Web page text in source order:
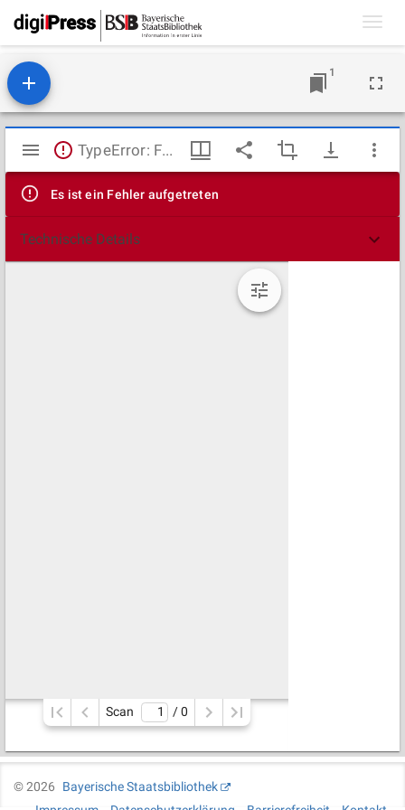
1
Mirador
Viewer
TypeError: Failed to fetch
Es ist ein Fehler aufgetreten
Technische Details
Scan / 0
©2026
Bayerische Staatsbibliothek